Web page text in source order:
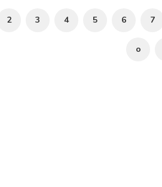
2 3 4 5 6 7
o